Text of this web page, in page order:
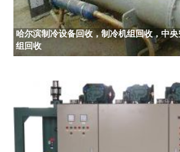
哈尔滨制冷设备回收，制冷机组回收，中
组回收